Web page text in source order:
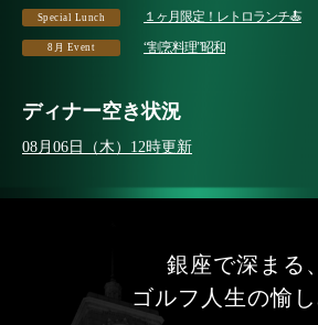
Special Lunch １ヶ月限定！レトロランチ🍝
8月 Event “割烹料理”昭和
ディナー空き状況
08月06日（木）12時更新
銀座で深まる、
ゴルフ人生の愉し